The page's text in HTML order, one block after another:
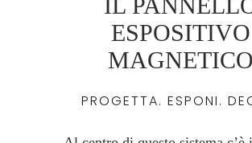
ESPOSITIVO
MAGNETICO
PROGETTA. ESPONI.